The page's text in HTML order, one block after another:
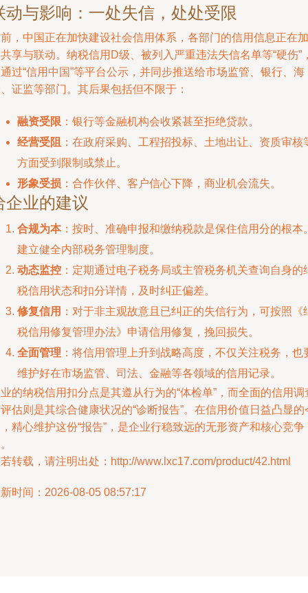
动与影响：一处失信，处处受限
，中国正在加快建设社会信用体系，各部门的信用信息正在加
享与联动。纳税信用D级、被列入严重违法失信名单等“硬伤”
过“信用中国”等平台公示，并同步推送给市场监管、银行、海
证监等部门。其后果包括但不限于：
融资受限 ：银行等金融机构会收紧甚至拒绝贷款。
经营受阻 ：在政府采购、工程招投标、土地出让、资质审核
方面受到限制或禁止。
形象受损 ：合作伙伴、客户信心下降，商业机会流失。
企业的建议
合规为本：按时、准确申报和缴纳税款是保住信用分的根本
建立健全内部税务管理制度。
动态监控 ：定期通过电子税务局或主管税务机关查询自身的
税信用状态和扣分详情，及时纠正偏差。
修复信用 ：对于非主观故意且已纠正的失信行为，可按照《
税信用修复管理办法》申请信用修复，挽回损失。
全面管理 ：将信用管理上升到战略高度，不仅关注税务，也
维护好在市场监管、司法、金融等各领域的信用记录。
的纳税信用扣分点是其遵从行为的“体检单”，而全面的信用调
估则是其综合健康状况的“诊断报告”。在信用价值日益凸显的
精心维护这份“报告”，是企业行稳致远的无形资产和核心竞争
转载，请注明出处：http://www.lxc17.com/product/42.html
时间：2026-08-05 08:57:17